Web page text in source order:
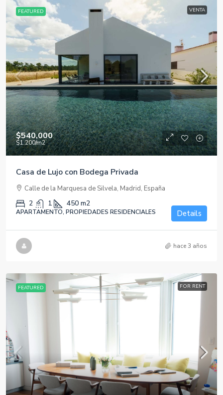
FEATURED VENTA
$540,000
$1,200/m2
Casa de Lujo con Bodega Privada
Calle de la Marquesa de Silvela, Madrid, España
2 1 450 m2
APARTAMENTO, PROPIEDADES RESIDENCIALES Details
hace 3 años
FEATURED FOR RENT